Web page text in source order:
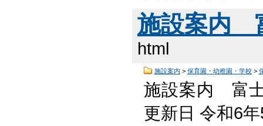
施設案内
html
施設案内 > 保育園・幼稚園・学校>
施設案内 富
更新日 令和6